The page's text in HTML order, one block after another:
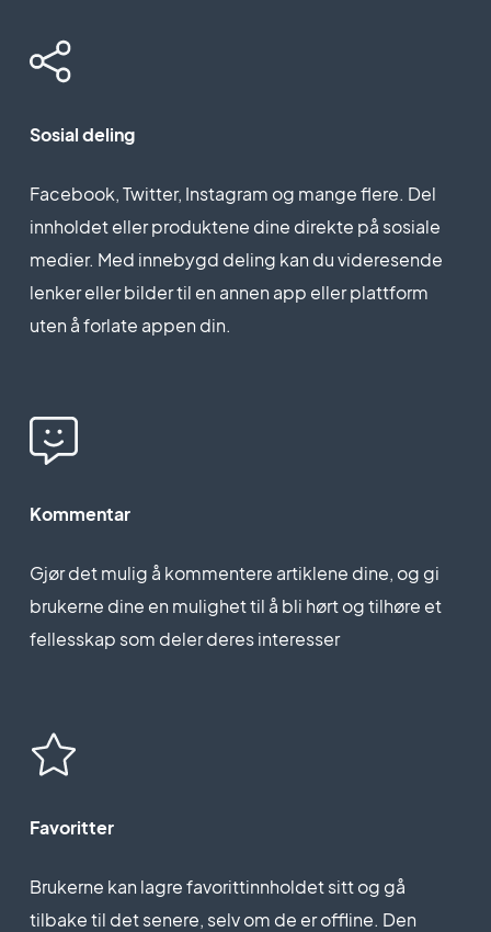
Sosial deling
Facebook, Twitter, Instagram og mange flere. Del
innholdet eller produktene dine direkte på sosiale
medier. Med innebygd deling kan du videresende
lenker eller bilder til en annen app eller plattform
uten å forlate appen din.
Kommentar
Gjør det mulig å kommentere artiklene dine, og gi
brukerne dine en mulighet til å bli hørt og tilhøre et
fellesskap som deler deres interesser
Favoritter
Brukerne kan lagre favorittinnholdet sitt og gå
tilbake til det senere, selv om de er offline. Den